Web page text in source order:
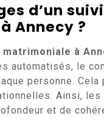
d’un
Annecy ?
matrimoniale à
automatisés, le
personne.
Ainsi, les
et de